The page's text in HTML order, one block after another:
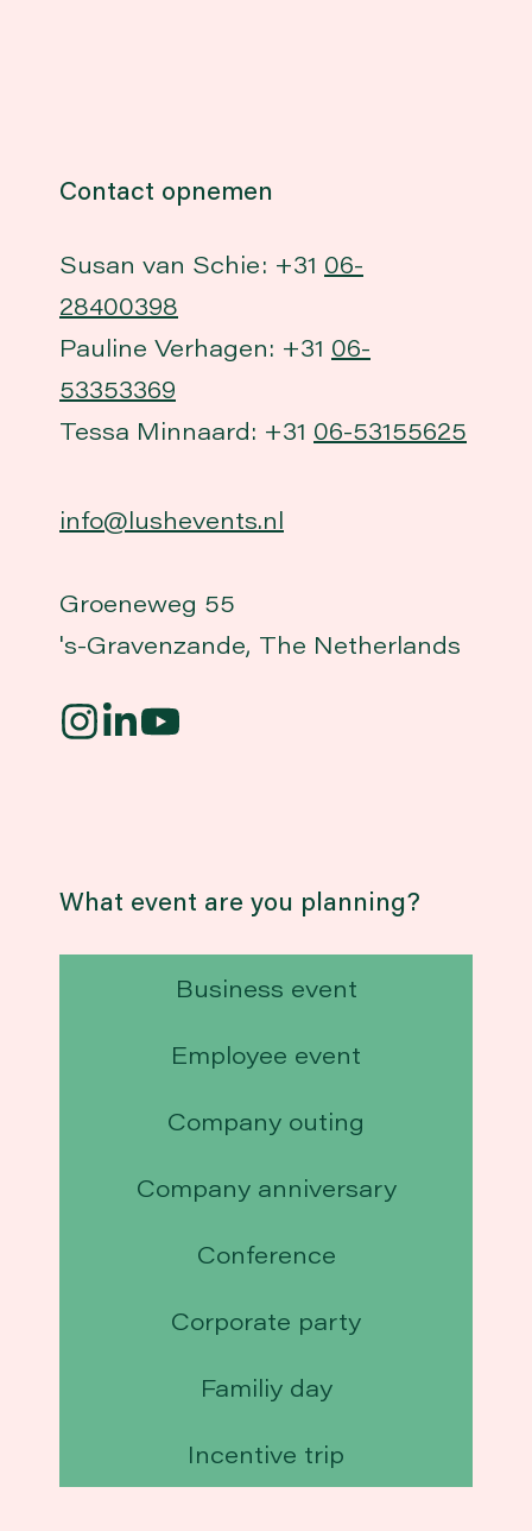
Contact opnemen
Susan van Schie: +31 06-
28400398
Pauline Verhagen: +31 06-
53353369
Tessa Minnaard: +31 06-53155625
info@lushevents.nl
Groeneweg 55
's-Gravenzande, The Netherlands
What event are you planning?
Business event
Employee event
Company outing
Company anniversary
Conference
Corporate party
Familiy day
Incentive trip